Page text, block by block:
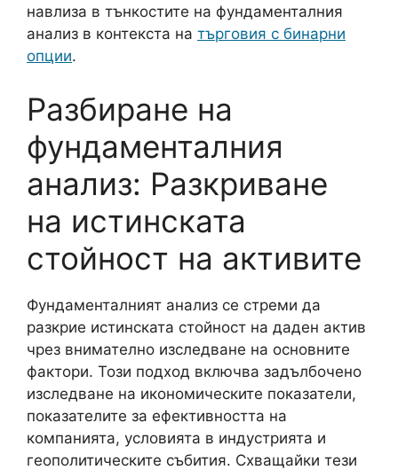
навлиза в тънкостите на фундаменталния
анализ в контекста на търговия с бинарни
опции.
Разбиране на
фундаменталния
анализ: Разкриване
на истинската
стойност на активите
Фундаменталният анализ се стреми да
разкрие истинската стойност на даден актив
чрез внимателно изследване на основните
фактори. Този подход включва задълбочено
изследване на икономическите показатели,
показателите за ефективността на
компанията, условията в индустрията и
геополитическите събития. Схващайки тези